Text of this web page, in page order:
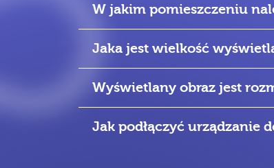
W jakim pomieszczeniu
Jaka jest wielkość
Wyświetlany obraz jest
Jak podłączyć urządzanie